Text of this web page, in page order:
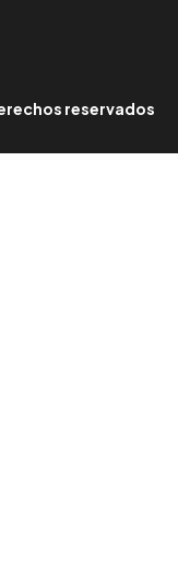
reservados